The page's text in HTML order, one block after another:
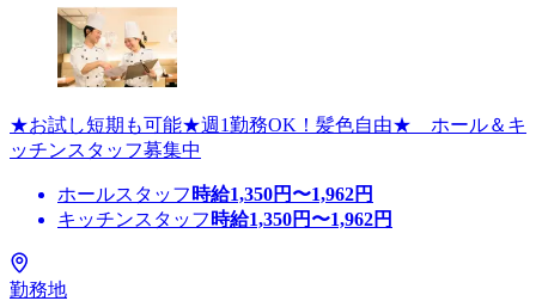
★お試し短期も可能★週1勤務OK！髪色自由★ ホール＆キ
ッチンスタッフ募集中
ホールスタッフ 時給1,350円〜1,962円
キッチンスタッフ 時給1,350円〜1,962円
勤務地